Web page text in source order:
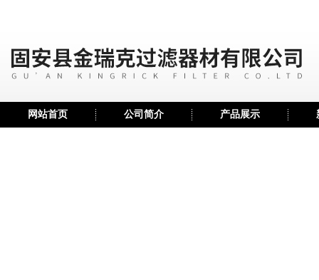
网站首页 公司简介 产品展示